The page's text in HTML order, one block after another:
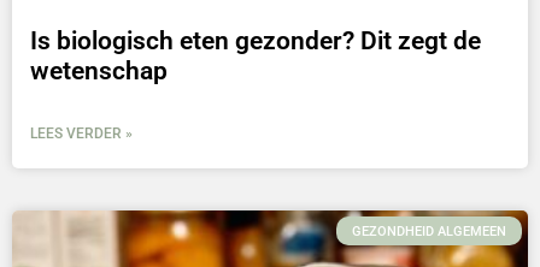
Is biologisch eten gezonder? Dit zegt de
wetenschap
LEES VERDER »
GEZONDHEID ALGEMEEN